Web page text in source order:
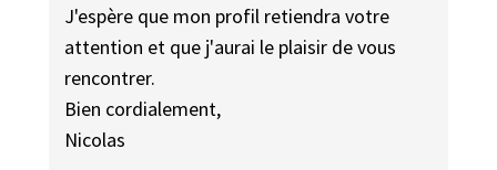
J'espère que mon profil retiendra votre
attention et que j'aurai le plaisir de vous
rencontrer.
Bien cordialement,
Nicolas